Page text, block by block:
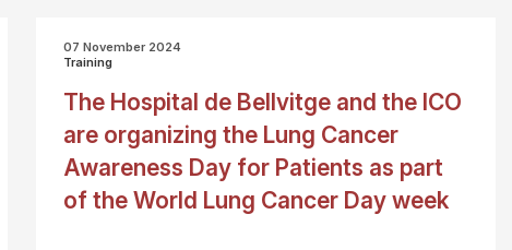
07 November 2024
Training
The Hospital de Bellvitge and the ICO
are organizing the Lung Cancer
Awareness Day for Patients as part
of the World Lung Cancer Day week